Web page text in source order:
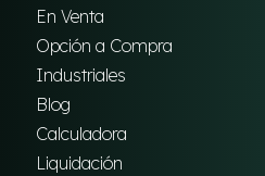
En Venta
Opción a Compra
Industriales
Blog
Calculadora
Liquidación